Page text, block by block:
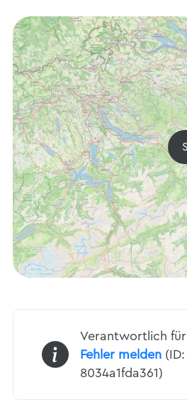
Verantwortlich
Fehler melden(ID:
8034a1fda361)